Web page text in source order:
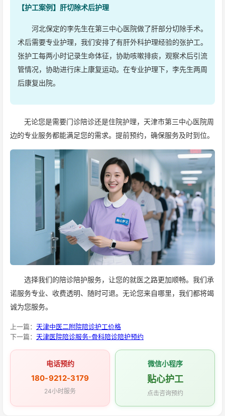
【护工案例】肝切除术后护理
河北保定的李先生在第三中心医院做了肝部分切除手术。
术后需要专业护理，我们安排了有肝外科护理经验的张护工。
张护工每两小时记录生命体征，协助咳嗽排痰，观察术后引流
管情况，协助进行床上康复运动。在专业护理下，李先生两周
后康复出院。
无论您是需要门诊陪诊还是住院护理，天津市第三中心医院周
边的专业服务都能满足您的需求。提前预约，确保服务及时到位。
选择我们的陪诊陪护服务，让您的就医之路更加顺畅。我们承
诺服务专业、收费透明、随时可退。无论您来自哪里，我们都将竭
诚为您服务。
上一篇： 天津中医二附院陪诊护工价格
下一篇： 天津医院陪诊服务-骨科陪诊陪护预约
电话预约
180-9212-3179
24小时服务
微信小程序
贴心护工
点击咨询预约